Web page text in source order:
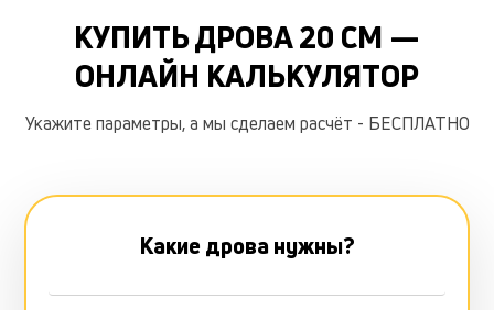
КУПИТЬ ДРОВА 20 СМ —
ОНЛАЙН КАЛЬКУЛЯТОР
Укажите параметры, а мы сделаем расчёт - БЕСПЛАТНО
Какие дрова нужны?